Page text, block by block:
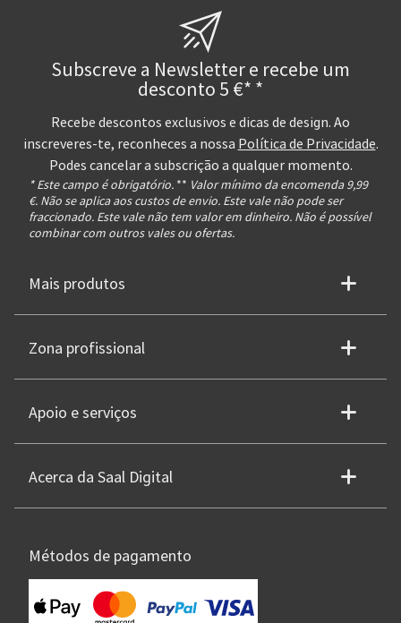
Subscreve a Newsletter e recebe um
desconto 5 €* *
Recebe descontos exclusivos e dicas de design. Ao
inscreveres-te, reconheces a nossa Política de Privacidade.
Podes cancelar a subscrição a qualquer momento.
* Este campo é obrigatório. ** Valor mínimo da encomenda 9,99
€. Não se aplica aos custos de envio. Este vale não pode ser
fraccionado. Este vale não tem valor em dinheiro. Não é possível
combinar com outros vales ou ofertas.
Mais produtos
Zona profissional
Apoio e serviços
Acerca da Saal Digital
Métodos de pagamento